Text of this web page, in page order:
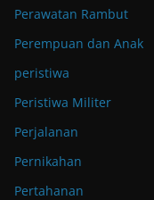
Perawatan Rambut
Perempuan dan Anak
peristiwa
Peristiwa Militer
Perjalanan
Pernikahan
Pertahanan